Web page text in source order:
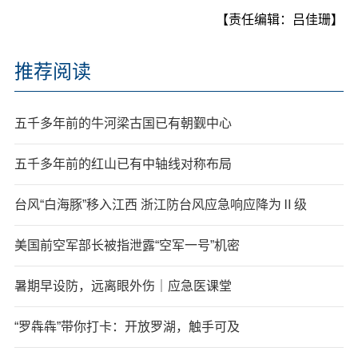
【责任编辑：吕佳珊】
推荐阅读
五千多年前的牛河梁古国已有朝觐中心
五千多年前的红山已有中轴线对称布局
台风“白海豚”移入江西 浙江防台风应急响应降为Ⅱ级
美国前空军部长被指泄露“空军一号”机密
暑期早设防，远离眼外伤｜应急医课堂
“罗犇犇”带你打卡：开放罗湖，触手可及